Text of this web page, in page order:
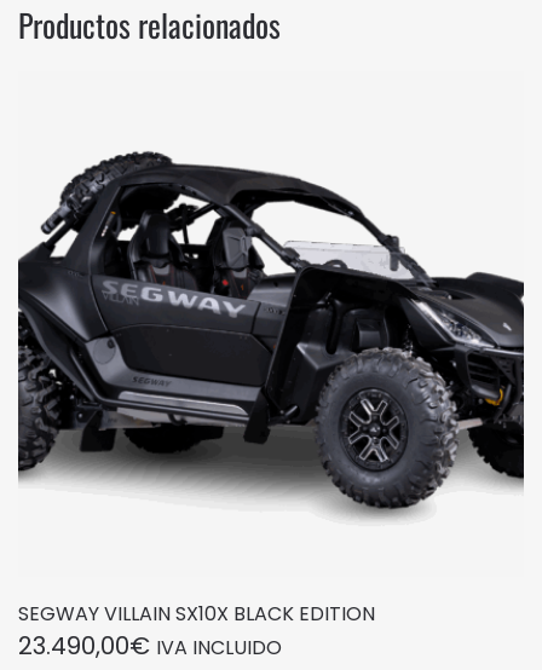
Productos relacionados
SEGWAY VILLAIN SX10X BLACK EDITION
23.490,00€ IVA INCLUIDO